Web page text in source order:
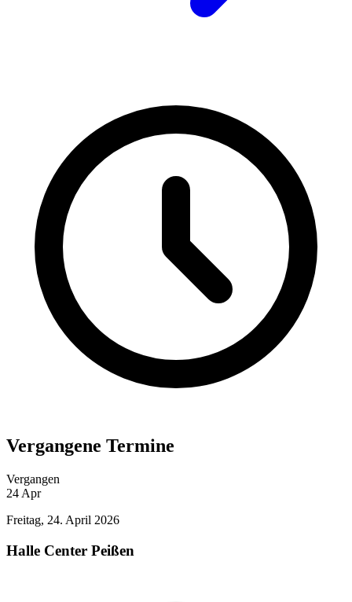
Vergangene Termine
Vergangen
24 Apr
Freitag, 24. April 2026
Halle Center Peißen